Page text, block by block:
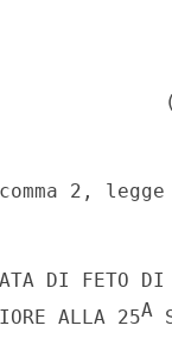
2,
DI FETO
ALLA 25
A